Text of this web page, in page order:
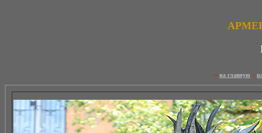
~ на главную ~